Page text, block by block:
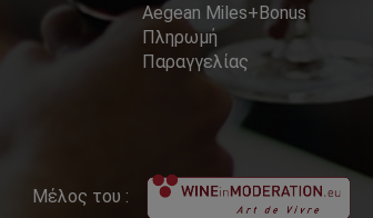
Aegean Miles+Bonus
Πληρωμή
Παραγγελίας
Μέλος του :